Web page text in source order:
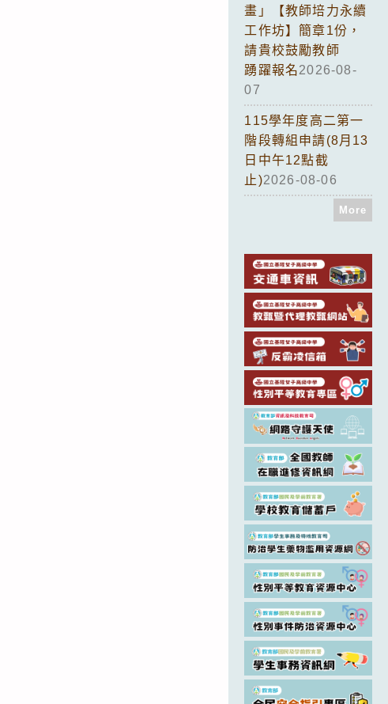
畫」【教師培力永續
工作坊】簡章1份，
請貴校鼓勵教師
踴躍報名2026-08-
07
115學年度高二第一
階段轉組申請(8月13
日中午12點截
止)2026-08-06
More